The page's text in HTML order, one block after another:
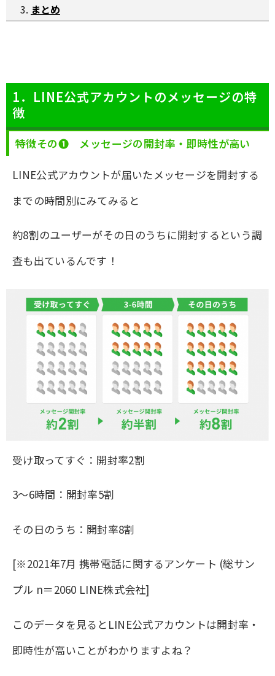
まとめ
1．LINE公式アカウントのメッセージの特
徴
特徴その❶ メッセージの開封率・即時性が高い
LINE公式アカウントが届いたメッセージを開封する
までの時間別にみてみると
約8割のユーザーがその日のうちに開封するという調
査も出ているんです！
受け取ってすぐ：開封率2割
3～6時間：開封率5割
その日のうち：開封率8割
[※2021年7月 携帯電話に関するアンケート (総サン
プル n＝2060 LINE株式会社]
このデータを見るとLINE公式アカウントは開封率・
即時性が高いことがわかりますよね？